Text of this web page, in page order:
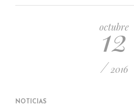
octubre
12
/ 2016
NOTICIAS